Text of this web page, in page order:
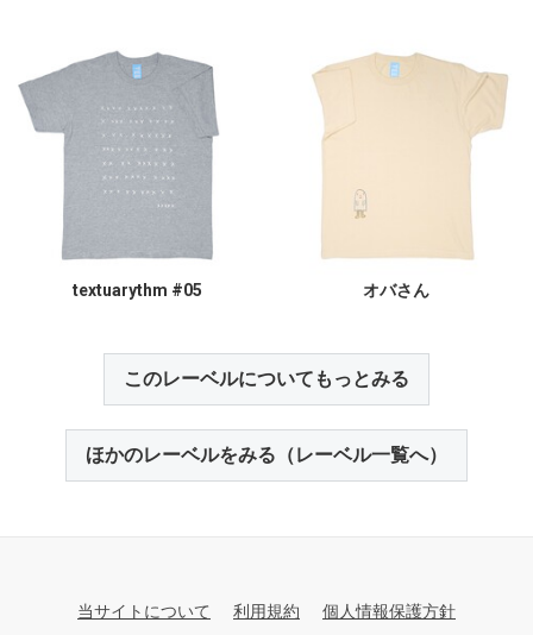
textuarythm #05 オバさん
このレーベルについてもっとみる
ほかのレーベルをみる（レーベル一覧へ）
当サイトについて 利用規約 個人情報保護方針